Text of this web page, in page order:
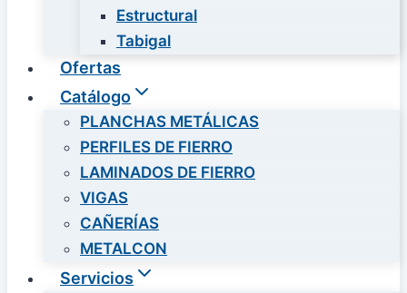
Estructural
Tabigal
Ofertas
Catálogo
PLANCHAS METÁLICAS
PERFILES DE FIERRO
LAMINADOS DE FIERRO
VIGAS
CAÑERÍAS
METALCON
Servicios